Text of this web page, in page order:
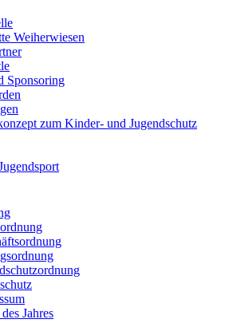
Weiherwiesen
Sponsoring
zum Kinder- und Jugendschutz
Jahres